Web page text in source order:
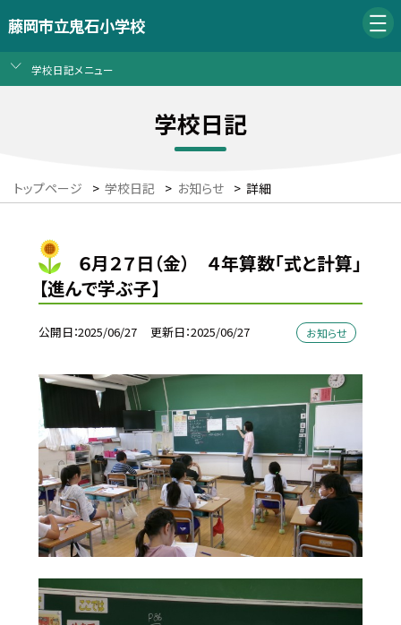
藤岡市立鬼石小学校
学校日記メニュー
学校日記
トップページ > 学校日記 > お知らせ > 詳細
６月２７日（金） ４年算数「式と計算」
【進んで学ぶ子】
公開日 2025/06/27 更新日 2025/06/27 お知らせ